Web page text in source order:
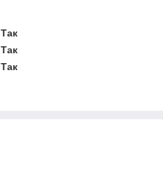
Так
Так
Так